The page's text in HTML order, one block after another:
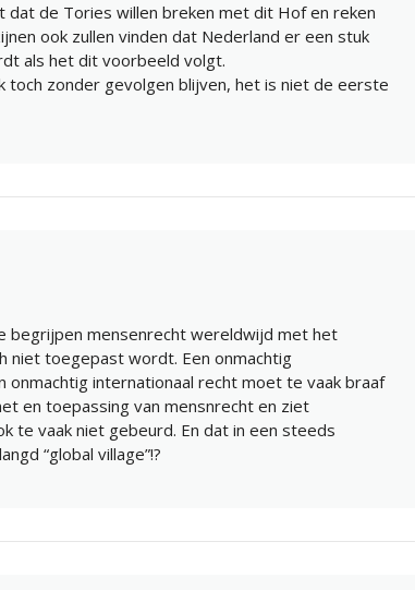
dat de Tories willen breken met dit Hof en reken
ook zullen vinden dat Nederland er een stuk
als het dit voorbeeld volgt.
toch zonder gevolgen blijven, het is niet de eerste
begrijpen mensenrecht wereldwijd met het
niet toegepast wordt. Een onmachtig
onmachtig internationaal recht moet te vaak braaf
en toepassing van mensnrecht en ziet
te vaak niet gebeurd. En dat in een steeds
“global village”!?